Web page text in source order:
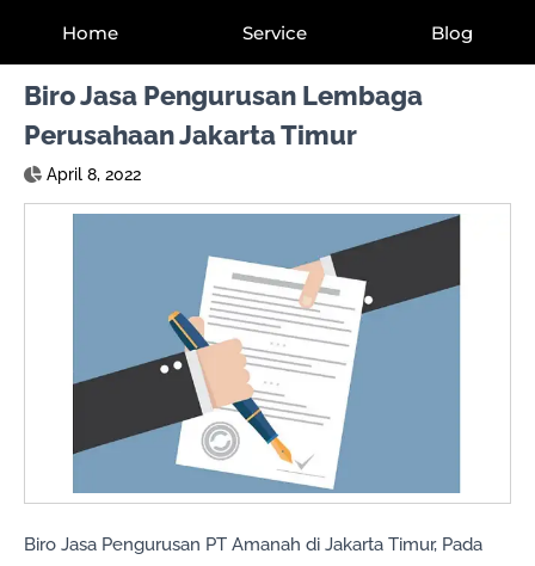
Home Service Blog
Biro Jasa Pengurusan Lembaga
Perusahaan Jakarta Timur
April 8, 2022
Biro Jasa Pengurusan PT Amanah di Jakarta Timur, Pada